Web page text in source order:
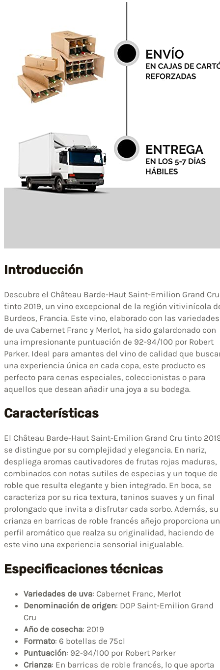
Introducción
Descubre el Château Barde-Haut Saint-Emilion Grand Cru
tinto 2019, un vino excepcional de la región vitivinícola
Burdeos, Francia. Este vino, elaborado con las variedades
de uva Cabernet Franc y Merlot, ha sido galardonado con
una impresionante puntuación de 92-94/100 por Robert
Parker. Ideal para amantes del vino de calidad que
una experiencia única en cada copa, este producto es
perfecto para cenas especiales, coleccionistas o para
aquellos que desean añadir una joya a su bodega.
Características
El Château Barde-Haut Saint-Emilion Grand Cru tinto
se distingue por su complejidad y elegancia. En nariz,
despliega aromas cautivadores de frutas rojas maduras,
combinados con notas sutiles de especias y un toque de
roble que resulta elegante y bien integrado. En boca, se
caracteriza por su rica textura, taninos suaves y un final
prolongado que invita a disfrutar cada sorbo. Además, su
crianza en barricas de roble francés añejo proporciona un
perfil aromático que realza su originalidad, haciendo de
este vino una experiencia sensorial inigualable.
Especificaciones técnicas
Variedades de uva: Cabernet Franc, Merlot
Denominación de origen: DOP Saint-Emilion Grand
Cru
Año de cosecha: 2019
Formato: 6 botellas de 75cl
Puntuación: 92-94/100 por Robert Parker
Crianza: En barricas de roble francés, lo que aporta